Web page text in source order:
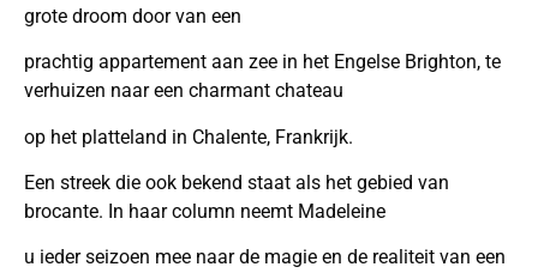
grote droom door van een
prachtig appartement aan zee in het Engelse Brighton, te
verhuizen naar een charmant chateau
op het platteland in Chalente, Frankrijk.
Een streek die ook bekend staat als het gebied van
brocante. In haar column neemt Madeleine
u ieder seizoen mee naar de magie en de realiteit van een